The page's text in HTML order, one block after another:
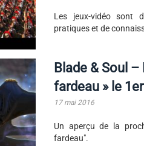
Les jeux-vidéo sont
pratiques et de
Blade & Soul
fardeau » le
17 mai 2016
Un aperçu de la
fardeau".